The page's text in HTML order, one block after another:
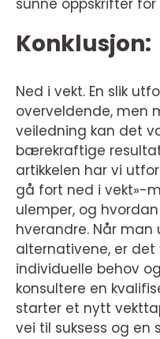
sunne oppskrifter
Konklusjon:
Ned i vekt. En slik
overveldende, men
veiledning kan det
bærekraftige
artikkelen har vi
gå fort ned i vekt»-
ulemper, og
hverandre. Når man
alternativene, er
individuelle behov
konsultere en
starter et nytt
vei til suksess og en